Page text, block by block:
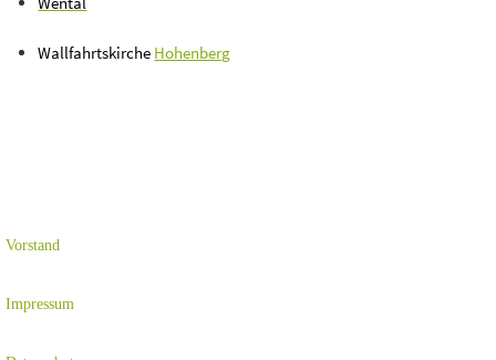
Wallfahrtskirche Hohenberg
Vorstand
Impressum